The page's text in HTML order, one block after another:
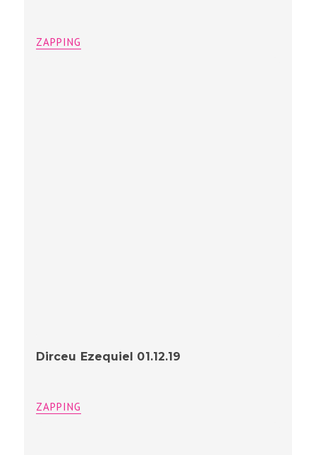
ZAPPING
Dirceu Ezequiel 01.12.19
ZAPPING